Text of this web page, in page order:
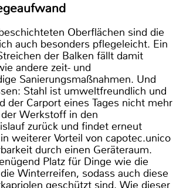
Oberflächen sind die
auch besonders pflegeleicht. Ein
der Balken fällt damit
andere zeit- und
Sanierungsmaßnahmen. Und
Stahl ist umweltfreundlich und
der Carport eines Tages nicht mehr
Werkstoff in den
zurück und findet erneut
weiterer Vorteil von capotec.unico
durch einen Geräteraum.
Platz für Dinge wie die
Winterreifen, sodass auch diese
geschützt sind. Wie dieser